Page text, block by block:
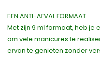
EEN ANTI-AFVAL FORMAAT
Met zijn 9 ml formaat, heb
om vele manicures te
ervan te genieten zonder